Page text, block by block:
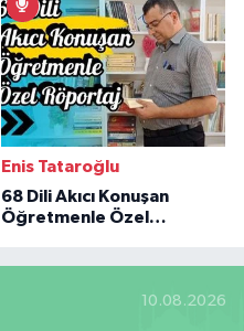
Enis Tataroğlu
68 Dili Akıcı Konuşan
Öğretmenle Özel
10.08.2026